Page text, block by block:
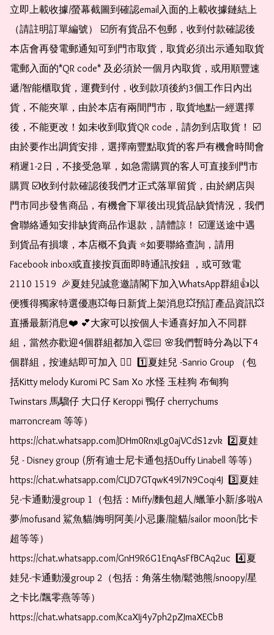
立即上載收據/螢幕截圖到確認email入面的上載收據鏈結上
（請註明訂單編號） ☑️所有貨品不包郵，收到付款確認後
本店會再發電郵通知可到門市取貨，取貨必須出示通知取貨
電郵入面的*QR code* 及必須於一個月內取貨，或用順豐速
遞/智能櫃取貨，運費到付，收到款項後約3個工作日內出
貨，不能夾單，由於本店有兩間門市，取貨地點一經選擇
後，不能更改！如未收到取貨QR code，請勿到店取貨！ ☑️
由於要作出調貨安排，選擇南豐點取貨的客戶有機會時間會
稍遲1-2日，不接受急單，如急需購買的客人可直接到門市
購買 ☑️收到付款確認後我們才正式落單留貨，由於網店與
門市同步發售商品，有機會下單後出現貨品缺貨情況，我們
會聯絡通知安排缺貨商品作退款，請體諒！ ☑️運送途中遇
到貨品有損壞，本店概不負責 ⭐️如要聯絡查詢，請用
Facebook inbox或直接按頁面即時通訊按鈕 ，或可致電
2110 1519  🎉夏娃兒誠意邀請閣下加入WhatsApp群組👍以
便獲得獨家特選優惠💥每日新貨上架消息💥預訂產品資訊💥
直播最新消息❤️ 💕大家可以按個人卡通喜好加入不同群
組，當然亦歡迎4個群組都加入👏🏻 🌸我們暫時分為以下4
個群組，按連結即可加入 👇🏻  1️⃣夏娃兒 -Sanrio Group （包
括Kitty melody Kuromi PC Sam Xo 水怪 玉桂狗 布甸狗
Twinstars 馬騮仔 大口仔 Keroppi 鴨仔 cherrychums
marroncream 等等）
https://chat.whatsapp.com/JDHm0RnxJLg0ajVCdS1zvk  2️⃣夏娃
兒 - Disney group (所有迪士尼卡通包括Duffy Linabell 等等）
https://chat.whatsapp.com/CLJD7GTqwK49l7N9Coqi4J  3️⃣夏娃
兒-卡通動漫group 1（包括：Miffy/麵包超人/蠟筆小新/多啦A
夢/mofusand 鯊魚貓/娒明阿美/小忌廉/龍貓/sailor moon/比卡
超等等）
https://chat.whatsapp.com/GnH9R6G1EnqAsFfBCAq2uc  4️⃣夏
娃兒-卡通動漫group 2（包括：角落生物/鬆弛熊/snoopy/星
之卡比/飄零燕等等）
https://chat.whatsapp.com/KcaXIj4y7ph2pZJmaXECbB